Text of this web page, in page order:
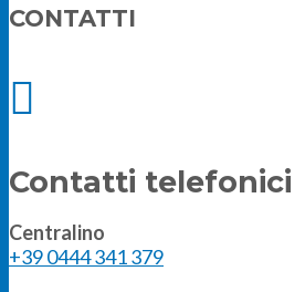
CONTATTI

Contatti telefonici
Centralino
+39 0444 341 379